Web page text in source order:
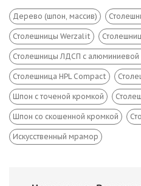
Дерево (шпон, массив)
Столешницы Werzalit
Столешницы ЛДСП с алюминиевой
Столешница HPL Compact
Шпон с точеной кромкой
Шпон со скошенной кромкой
Искусственный мрамор